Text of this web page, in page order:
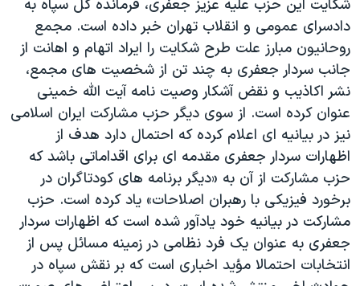
نرگس محمدی برنده جایزه نوبل صلح
همایش محافظه‌کاران آمریکا «سی‌پک»
صفحه‌های ویژه
سفر پرزیدنت ترامپ به چین
شکايت اين حزب عليه عزيز جعفرى، فرمانده كل سپاه به
دادسرای عمومی و انقلاب تهران خبر داده است. مجمع
روحانيون مبارز علت طرح شکايت را ايراد اتهام و اهانت از
جانب سردار جعفری به چند تن از شخصيت هاى مجمع،
نشر اكاذيب و نقض آشكار وصيت نامه آيت الله خمينى
عنوان کرده است. از سوی ديگر حزب مشاركت ايران اسلامى
نيز در بيانيه اى اعلام کرده كه احتمال دارد هدف از
اظهارات سردار جعفری مقدمه ای برای اقداماتی باشد که
حزب مشارکت از آن به «ديگر برنامه های كودتاگران در
برخورد فيزيكى با رهبران اصلاحات» ياد کرده است. حزب
مشارکت در بيانيه خود يادآور شده است که اظهارات سردار
جعفری به عنوان يک فرد نظامی در زمينه مسائل پس از
انتخابات احتمالا مؤيد اخباری است كه بر نقش سپاه در